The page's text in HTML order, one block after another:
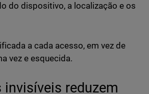
do dispositivo, a localização e os
a cada acesso, em vez de
vez e esquecida.
invisíveis reduzem